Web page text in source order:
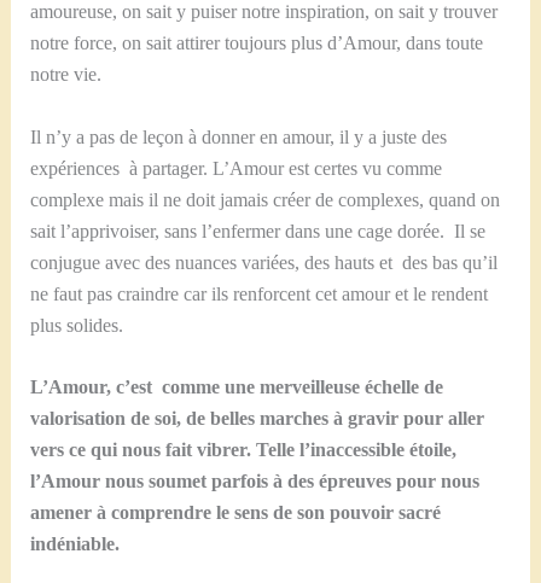
amoureuse, on sait y puiser notre inspiration, on sait y trouver
notre force, on sait attirer toujours plus d’Amour, dans toute
notre vie.
Il n’y a pas de leçon à donner en amour, il y a juste des
expériences à partager. L’Amour est certes vu comme
complexe mais il ne doit jamais créer de complexes, quand on
sait l’apprivoiser, sans l’enfermer dans une cage dorée. Il se
conjugue avec des nuances variées, des hauts et des bas qu’il
ne faut pas craindre car ils renforcent cet amour et le rendent
plus solides.
L’Amour, c’est comme une merveilleuse échelle de
valorisation de soi, de belles marches à gravir pour aller
vers ce qui nous fait vibrer. Telle l’inaccessible étoile,
l’Amour nous soumet parfois à des épreuves pour nous
amener à comprendre le sens de son pouvoir sacré
indéniable.